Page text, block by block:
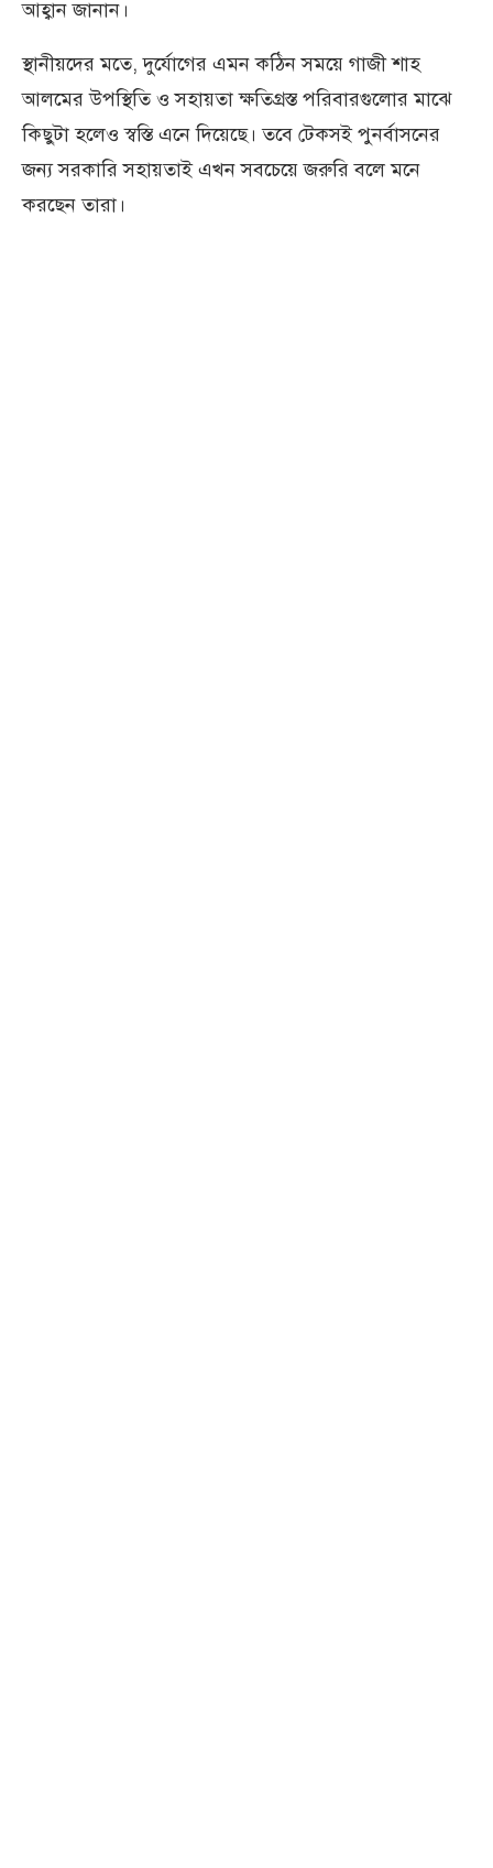
আহ্বান জানান।
স্থানীয়দের মতে, দুর্যোগের এমন কঠিন সময়ে গাজী শাহ
আলমের উপস্থিতি ও সহায়তা ক্ষতিগ্রস্ত পরিবারগুলোর মাঝে
কিছুটা হলেও স্বস্তি এনে দিয়েছে। তবে টেকসই পুনর্বাসনের
জন্য সরকারি সহায়তাই এখন সবচেয়ে জরুরি বলে মনে
করছেন তারা।